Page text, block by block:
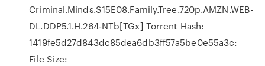
Criminal.Minds.S15E08.Family.Tree.720p.AMZN.WEB-
DL.DDP5.1.H.264-NTb[TGx] Torrent Hash:
1419fe5d27d843dc85dea6db3ff57a5be0e55a3c:
File Size: